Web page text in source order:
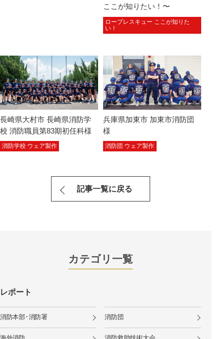
ここが知りたい！〜
ロープレスキュー ここが知りた
い！
長崎県大村市 長崎県消防学
校 消防職員第83期初任科様
消防学校 ウェア製作
兵庫県加東市 加東市消防団
様
消防団 ウェア製作
記事一覧に戻る
カテゴリ一覧
レポート
消防本部･消防署 消防団